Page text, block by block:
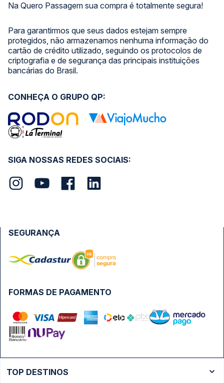
Na Quero Passagem sua compra é totalmente segura!
Para garantirmos que seus dados estejam sempre
protegidos, não armazenamos nenhuma informação do
cartão de crédito utilizado, seguindo os protocolos de
criptografia e de segurança das principais instituições
bancárias do Brasil.
SIGA NOSSAS REDES SOCIAIS:
CONHEÇA O GRUPO QP:
FORMAS DE PAGAMENTO
SEGURANÇA
TOP DESTINOS